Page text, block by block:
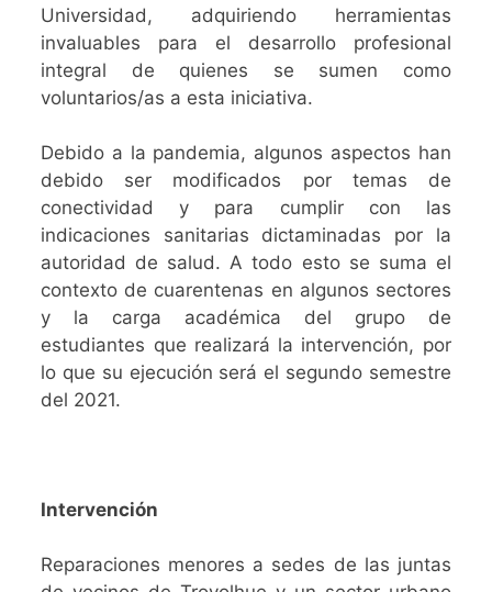
Universidad, adquiriendo herramientas
invaluables para el desarrollo profesional
integral de quienes se sumen como
voluntarios/as a esta iniciativa.
Debido a la pandemia, algunos aspectos han
debido ser modificados por temas de
conectividad y para cumplir con las
indicaciones sanitarias dictaminadas por la
autoridad de salud. A todo esto se suma el
contexto de cuarentenas en algunos sectores
y la carga académica del grupo de
estudiantes que realizará la intervención, por
lo que su ejecución será el segundo semestre
del 2021.
Intervención
Reparaciones menores a sedes de las juntas